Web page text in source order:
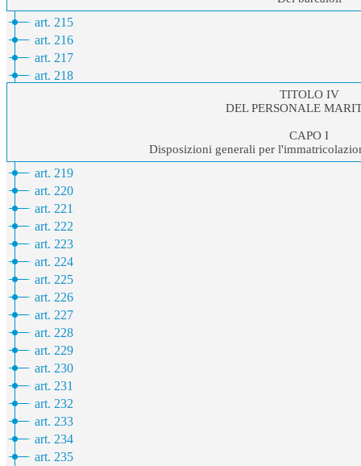
art. 215
art. 216
art. 217
art. 218
TITOLO IV
DEL PERSONALE
CAPO I
Disposizioni generali per
art. 219
art. 220
art. 221
art. 222
art. 223
art. 224
art. 225
art. 226
art. 227
art. 228
art. 229
art. 230
art. 231
art. 232
art. 233
art. 234
art. 235